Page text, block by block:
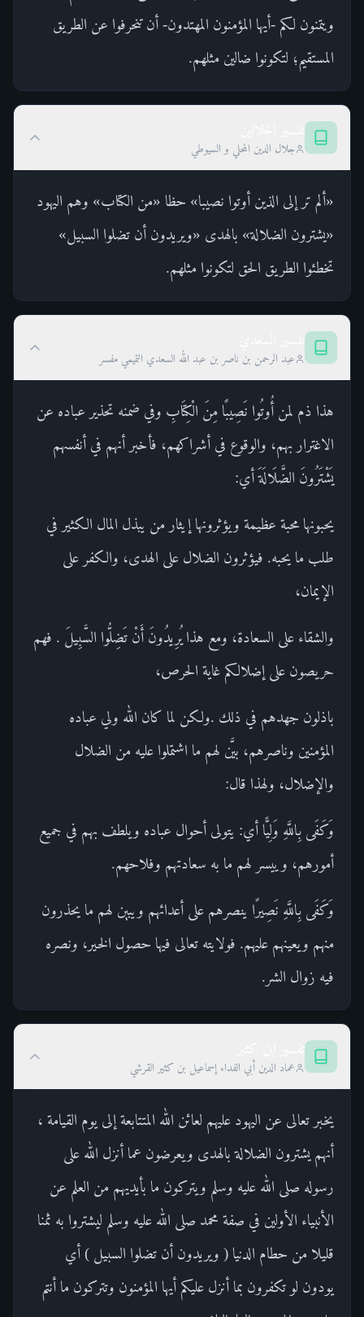
ويتمنون لكم -أيها المؤمنون المهتدون- أن تنحرفوا عن الطريق
المستقيم؛ لتكونوا ضالين مثلهم.
جلال الدين المحلي و السيوطي
«ألم تر إلى الذين أوتوا نصيبا» حظا «من الكتاب» وهم اليهود
«يشترون الضلالة» بالهدى «ويريدون أن تضلوا السبيل»
تخطئوا الطريق الحق لتكونوا مثلهم.
عبد الرحمن بن ناصر بن عبد الله السعدي التميمي مفسر
هذا ذم لمن أُوتُوا نَصِيبًا مِنَ الْكِتَابِ وفي ضمنه تحذير عباده عن
الاغترار بهم، والوقوع في أشراكهم، فأخبر أنهم في أنفسهم
يَشْتَرُونَ الضَّلَالَةَ أي:
يحبونها محبة عظيمة ويؤثرونها إيثار من يبذل المال الكثير في
طلب ما يحبه. فيؤثرون الضلال على الهدى، والكفر على
الإيمان،
والشقاء على السعادة، ومع هذا يُرِيدُونَ أَنْ تَضِلُّوا السَّبِيلَ . فهم
حريصون على إضلالكم غاية الحرص،
باذلون جهدهم في ذلك .ولكن لما كان الله ولي عباده
المؤمنين وناصرهم، بيَّن لهم ما اشتملوا عليه من الضلال
والإضلال، ولهذا قال:
وَكَفَى بِاللَّهِ وَلِيًّا أي: يتولى أحوال عباده ويلطف بهم في جميع
أمورهم، وييسر لهم ما به سعادتهم وفلاحهم.
وَكَفَى بِاللَّهِ نَصِيرًا ينصرهم على أعدائهم ويبين لهم ما يحذرون
منهم ويعينهم عليهم. فولايته تعالى فيها حصول الخير، ونصره
فيه زوال الشر.
عماد الدين أبي الفداء إسماعيل بن كثير القرشي
يخبر تعالى عن اليهود عليهم لعائن الله المتتابعة إلى يوم القيامة ،
أنهم يشترون الضلالة بالهدى ويعرضون عما أنزل الله على
رسوله صلى الله عليه وسلم ويتركون ما بأيديهم من العلم عن
الأنبياء الأولين في صفة محمد صلى الله عليه وسلم ليشتروا به ثمنا
قليلا من حطام الدنيا ( ويريدون أن تضلوا السبيل ) أي
يودون لو تكفرون بما أنزل عليكم أيها المؤمنون وتتركون ما أنتم